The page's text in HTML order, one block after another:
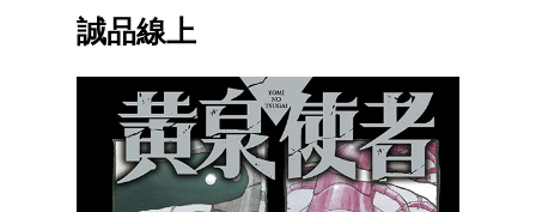
誠品線上